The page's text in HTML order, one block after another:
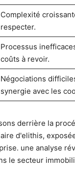
Complexité
respecter.
Processus
coûts à revoir.
Négociations
synergie avec les